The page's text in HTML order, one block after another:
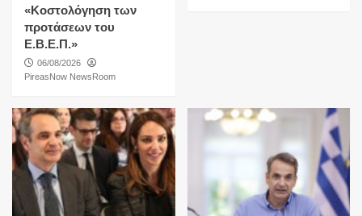
«Κοστολόγηση των
προτάσεων του
Ε.Β.Ε.Π.»
06/08/2026
PireasNow NewsRoom